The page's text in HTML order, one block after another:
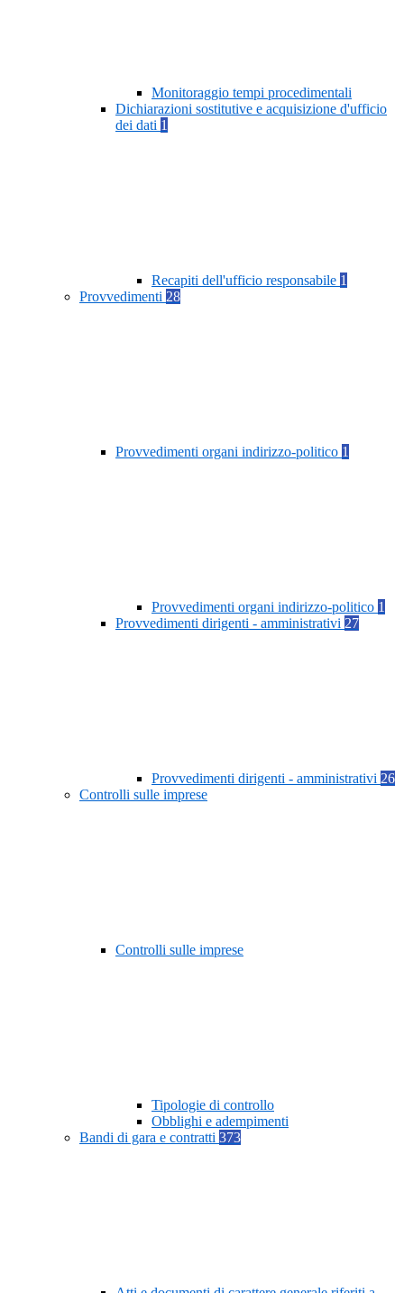
Monitoraggio tempi procedimentali
Dichiarazioni sostitutive e acquisizione d'ufficio
dei dati 1
Recapiti dell'ufficio responsabile 1
Provvedimenti 28
Provvedimenti organi indirizzo-politico 1
Provvedimenti organi indirizzo-politico 1
Provvedimenti dirigenti - amministrativi 27
Provvedimenti dirigenti - amministrativi 26
Controlli sulle imprese
Controlli sulle imprese
Tipologie di controllo
Obblighi e adempimenti
Bandi di gara e contratti 373